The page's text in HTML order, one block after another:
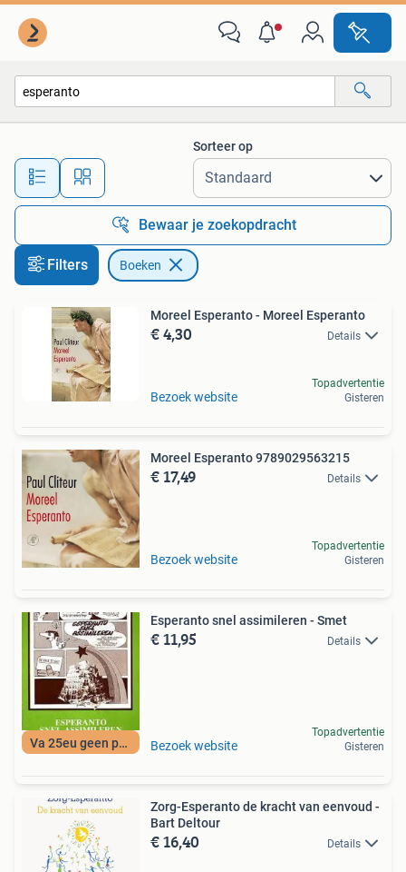
Alle afstanden…
Sorteer op
Bewaar je zoekopdracht
Filters Boeken
Moreel Esperanto - Moreel Esperanto
€ 4,30 Details
Bezoek website
Topadvertentie
Gisteren
Moreel Esperanto 9789029563215
€ 17,49 Details
Bezoek website
Topadvertentie
Gisteren
Va 25eu geen porto
Esperanto snel assimileren - Smet
€ 11,95 Details
Bezoek website
Topadvertentie
Gisteren
Zorg-Esperanto de kracht van eenvoud -
Bart Deltour
€ 16,40 Details